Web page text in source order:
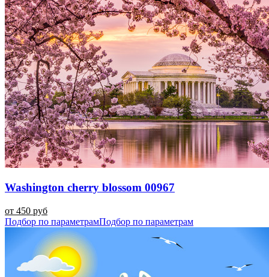
Washington cherry blossom 00967
от 450 руб
Подбор по параметрамПодбор по параметрам